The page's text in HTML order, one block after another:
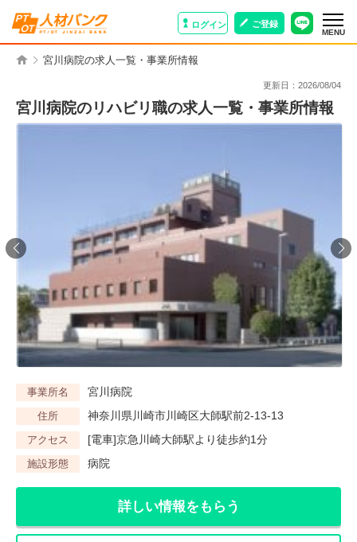
ログイン ご登録
MENU
宮川病院の求人一覧・事業所情報
更新日： 2026/08/04
宮川病院のリハビリ職の求人一覧・事業所情報
事業所名 宮川病院
住所 神奈川県川崎市川崎区大師駅前2-13-13
アクセス [電車]京急川崎大師駅より徒歩約1分
施設形態 病院
詳しい情報をもらう